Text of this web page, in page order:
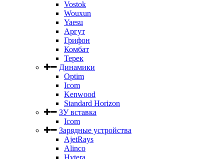
Vostok
Wouxun
Yaesu
Аргут
Грифон
Комбат
Терек
Динамики
Optim
Icom
Kenwood
Standard Horizon
ЗУ вставка
Icom
Зарядные устройства
AjetRays
Alinco
Hytera